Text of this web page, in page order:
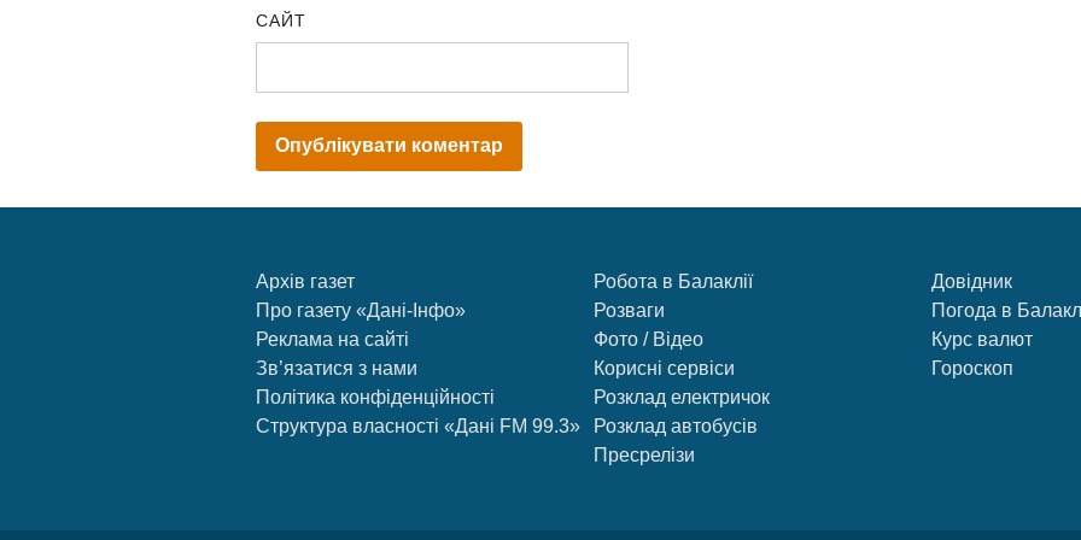
САЙТ
Архів газет
Про газету «Дані-Інфо»
Реклама на сайті
Зв’язатися з нами
Політика конфіденційності
Структура власності «Дані FM 99.3»
Робота в Балаклії
Розваги
Фото / Відео
Корисні сервіси
Розклад електричок
Розклад автобусів
Пресрелізи
Довідник
Погода в
Курс валют
Гороскоп